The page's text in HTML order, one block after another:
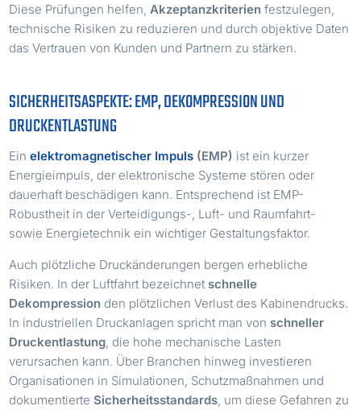
Diese Prüfungen helfen, Akzeptanzkriterien festzulegen,
technische Risiken zu reduzieren und durch objektive Daten
das Vertrauen von Kunden und Partnern zu stärken.
SICHERHEITSASPEKTE: EMP, DEKOMPRESSION UND
DRUCKENTLASTUNG
Einelektromagnetischer Impuls (EMP) ist ein kurzer
Energieimpuls, der elektronische Systeme stören oder
dauerhaft beschädigen kann. Entsprechend ist EMP-
Robustheit in der Verteidigungs-, Luft- und Raumfahrt-
sowie Energietechnik ein wichtiger Gestaltungsfaktor.
Auch plötzliche Druckänderungen bergen erhebliche
Risiken. In der Luftfahrt bezeichnet schnelle
Dekompression den plötzlichen Verlust des Kabinendrucks.
In industriellen Druckanlagen spricht man von schneller
Druckentlastung , die hohe mechanische Lasten
verursachen kann. Über Branchen hinweg investieren
Organisationen in Simulationen, Schutzmaßnahmen und
dokumentierteSicherheitsstandards , um diese Gefahren zu